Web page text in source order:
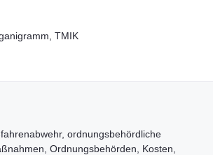
TMIK
ordnungsbehördliche
Ordnungsbehörden, Kosten,